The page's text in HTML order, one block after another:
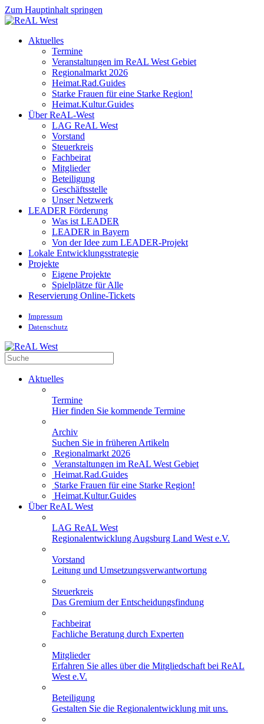
Zum Hauptinhalt springen
Aktuelles
Termine
Veranstaltungen im ReAL West Gebiet
Regionalmarkt 2026
Heimat.Rad.Guides
Starke Frauen für eine Starke Region!
Heimat.Kultur.Guides
Über ReAL-West
LAG ReAL West
Vorstand
Steuerkreis
Fachbeirat
Mitglieder
Beteiligung
Geschäftsstelle
Unser Netzwerk
LEADER Förderung
Was ist LEADER
LEADER in Bayern
Von der Idee zum LEADER-Projekt
Lokale Entwicklungsstrategie
Projekte
Eigene Projekte
Spielplätze für Alle
Reservierung Online-Tickets
Impressum
Datenschutz
Aktuelles
Termine
Hier finden Sie kommende Termine
Archiv
Suchen Sie in früheren Artikeln
Regionalmarkt 2026
Veranstaltungen im ReAL West Gebiet
Heimat.Rad.Guides
Starke Frauen für eine Starke Region!
Heimat.Kultur.Guides
Über ReAL West
LAG ReAL West
Regionalentwicklung Augsburg Land West e.V.
Vorstand
Leitung und Umsetzungsverwantwortung
Steuerkreis
Das Gremium der Entscheidungsfindung
Fachbeirat
Fachliche Beratung durch Experten
Mitglieder
Erfahren Sie alles über die Mitgliedschaft bei ReAL
West e.V.
Beteiligung
Gestalten Sie die Regionalentwicklung mit uns.